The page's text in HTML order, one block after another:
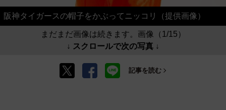
阪神タイガースの帽子をかぶってニッコリ（提供画像）
まだまだ画像は続きます。画像（1/15）
↓ スクロールで次の写真 ↓
記事を読む